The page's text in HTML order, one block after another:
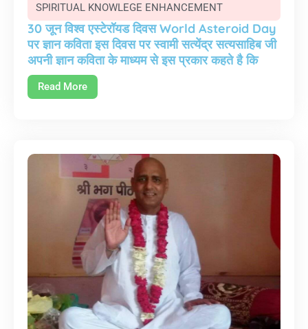
SPIRITUAL KNOWLEGE ENHANCEMENT
30 जून विश्व एस्टेरॉयड दिवस World Asteroid Day
पर ज्ञान कविता इस दिवस पर स्वामी सत्येंद्र सत्यसाहिब जी
अपनी ज्ञान कविता के माध्यम से इस प्रकार कहते है कि
Read More